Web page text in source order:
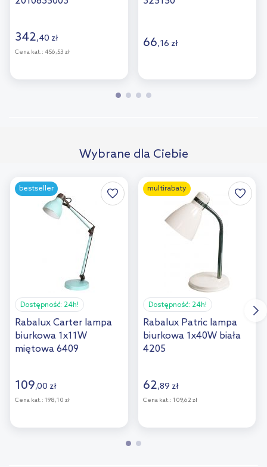
342,40 zł
Cena kat.: 456,53 zł
66,16 zł
Wybrane dla Ciebie
bestseller
Dostępność: 24h!
Rabalux Carter lampa
biurkowa 1x11W
miętowa 6409
109,00 zł
Cena kat.: 198,10 zł
multirabaty
Dostępność: 24h!
Rabalux Patric lampa
biurkowa 1x40W biała
4205
62,89 zł
Cena kat.: 109,62 zł